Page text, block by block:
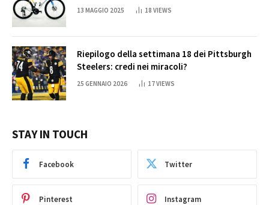
13 MAGGIO 2025 18 VIEWS
Riepilogo della settimana 18 dei Pittsburgh
Steelers: credi nei miracoli?
25 GENNAIO 2026 17VIEWS
STAY IN TOUCH
Facebook Twitter
Pinterest Instagram